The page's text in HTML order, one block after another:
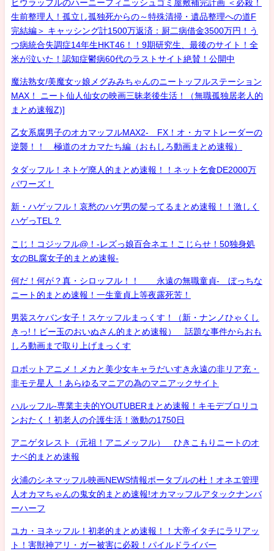
ヒウラッフルのハーニーフィニッシュゴミ屋敷補完計画 ＜必殺！
生前整理人！孤立し孤独死からの～特殊清掃・遺品整理への道F
完結編＞ キャッシング計1500万返済：厨二病借金3500万円！う
つ病統合失調症14年生HKT46！！9期研究生、最後のサイト！全
米が泣いた！認知症鬱病60代のラストサイト絶賛！公開中
魔法熟女/美魔女ッ娘メグみみちゃんのニートッフルステーション
MAX！ ニート仙人仙女の映画三昧老後生活！（無職孤独居老人的
まとめ速報Z)]
乙女系腐男子のオカマッフルMAX2- FX！オ・カマトレーダーの
逆襲！！ 極道のオカマたち編（おもしろ動画まとめ速報）
タダッフル！ネトゲ廃人的まとめ速報！！ネット乞食DE2000万
パワーズ！
新・ハゲッフル！哀愁のハゲ男の髪ってるまとめ速報！！激しく
ハゲっTEL？
こじ！コジッフル@！-レズっ娘百合ネエ！こじらせ！50独身処
女のBL腐女子的まとめ速報-
何だ！何が？真・シロッフル！！ 永遠の無職童貞- ぼっちな
ニート的まとめ速報！一生童貞上等夜露死苦！
男装スケバン女子！スケッフルまっくす！（新・ナンノひゃくし
きっ!！ビー玉のおいぬさん的まとめ速報） 話題な事件からおも
しろ動画まで取り上げまっくす
ロボットアニメ！メカと美少女キャラだいすき永遠の非リア充・
非モテ星人 ！あらゆるマニアの為のマニアックサイト
ハルッフル-専業主夫的YOUTUBERまとめ速報！キモデブロリコ
ンおたく！初老人の介護生活！激動の1750日
アニゲタレスト（元祖！アニメッフル） ひきこもりニートのオ
ナベ的まとめ速報
火浦のシネマッフル映画NEWS情報ポータブルの杜！オネエ管理
人オカマちゃんの鬼女的まとめ速報!オカマッフルアタックナンバ
ーハーフ
ユカ・ヨネッフル！初老的まとめ速報！！大帝イタチにラリアッ
ト！害獣神アリ・ガー被害に必殺！パイルドライバー